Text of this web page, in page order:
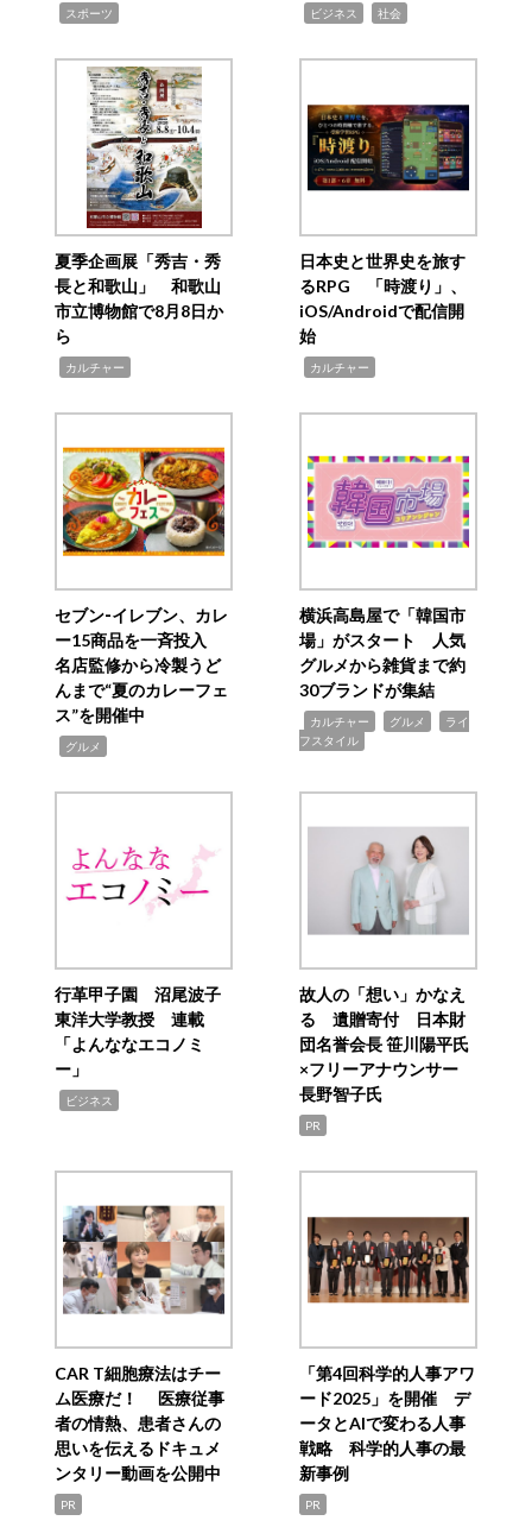
スポーツ ビジネス 社会
夏季企画展「秀吉・秀
長と和歌山」 和歌山
市立博物館で8月8日か
ら
カルチャー
日本史と世界史を旅す
るRPG 「時渡り」、
iOS/Androidで配信開
始
カルチャー
セブン‐イレブン、カレ
ー15商品を一斉投入
名店監修から冷製うど
んまで“夏のカレーフェ
ス”を開催中
グルメ
横浜高島屋で「韓国市
場」がスタート 人気
グルメから雑貨まで約
30ブランドが集結
カルチャー グルメ
ライ
フスタイル
行革甲子園 沼尾波子
東洋大学教授 連載
「よんななエコノミ
ー」
ビジネス
故人の「想い」かなえ
る 遺贈寄付 日本財
団名誉会長 笹川陽平氏
×フリーアナウンサー
長野智子氏
PR
CAR T細胞療法はチー
ム医療だ！ 医療従事
者の情熱、患者さんの
思いを伝えるドキュメ
ンタリー動画を公開中
PR
「第4回科学的人事アワ
ード2025」を開催 デ
ータとAIで変わる人事
戦略 科学的人事の最
新事例
PR